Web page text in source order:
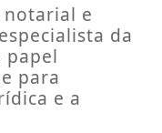
notarial e
da
papel
para
e a